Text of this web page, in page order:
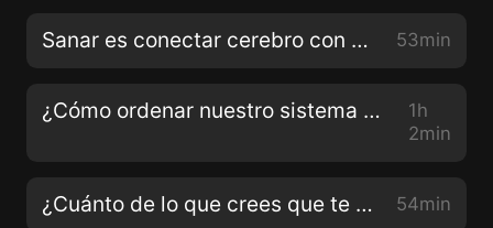
Sanar es conectar cerebro con corazón con Catalina Hoffmann 53min
¿Cómo ordenar nuestro sistema familiar? con María Dolores Paoli
1h
2min
¿Cuánto de lo que crees que te hace falta,en verdad, necesitas? Con Giovanna Gavelli 54min